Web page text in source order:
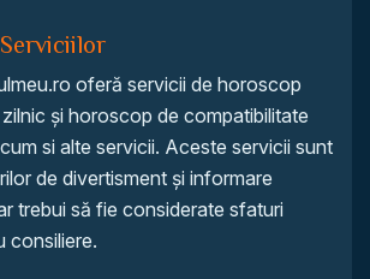
oferă servicii de horoscop
și horoscop de compatibilitate
si alte servicii. Aceste servicii sunt
de divertisment și informare
trebui să fie considerate sfaturi
consiliere.